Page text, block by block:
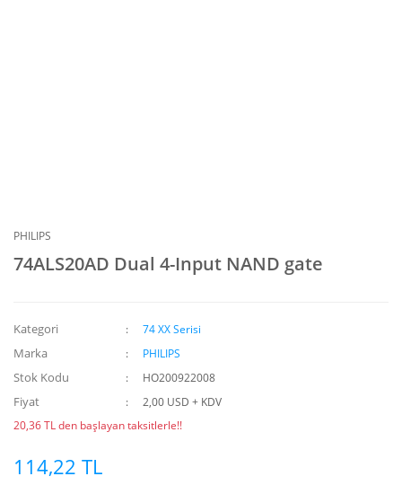
PHILIPS
74ALS20AD Dual 4-Input NAND gate
Kategori 74 XX Serisi
Marka PHILIPS
Stok Kodu HO200922008
Fiyat
2,00 USD + KDV
20,36 TL den başlayan taksitlerle!!
114,22 TL